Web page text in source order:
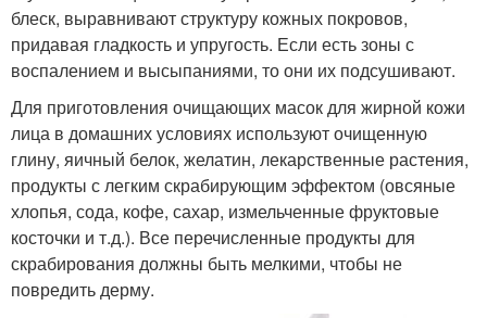
блеск, выравнивают структуру кожных покровов,
придавая гладкость и упругость. Если есть зоны с
воспалением и высыпаниями, то они их подсушивают.
Для приготовления очищающих масок для жирной кожи
лица в домашних условиях используют очищенную
глину, яичный белок, желатин, лекарственные растения,
продукты с легким скрабирующим эффектом (овсяные
хлопья, сода, кофе, сахар, измельченные фруктовые
косточки и т.д.). Все перечисленные продукты для
скрабирования должны быть мелкими, чтобы не
повредить дерму.